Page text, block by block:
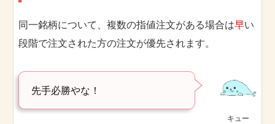
同一銘柄について、複数の指値注文がある場合は早い
段階で注文された方の注文が優先されます。
キュー
先手必勝やな！